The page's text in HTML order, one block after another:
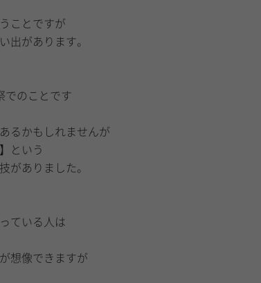
ことですが
出があります。
でのことです
るかもしれませんが
という
がありました。
ている人は
想像できますが